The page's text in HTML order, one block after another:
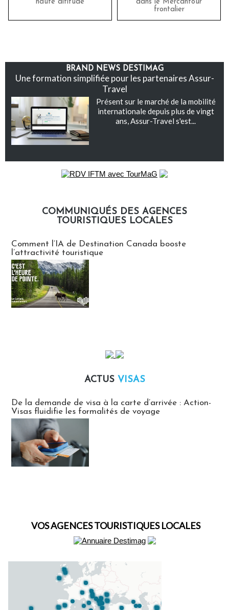
haute altitude
dans le Mercantour
frontalier
BRAND NEWS DESTIMAG
Une formation simplifiée pour les partenaires Assur-
Travel
Présent sur le marché de la mobilité
internationale depuis plus de vingt
ans, Assur-Travel s'est...
COMMUNIQUÉS DES AGENCES
TOURISTIQUES LOCALES
Comment l’IA de Destination Canada booste
l’attractivité touristique
ACTUS VISAS
De la demande de visa à la carte d’arrivée : Action-
Visas fluidifie les formalités de voyage
VOS AGENCES TOURISTIQUES LOCALES